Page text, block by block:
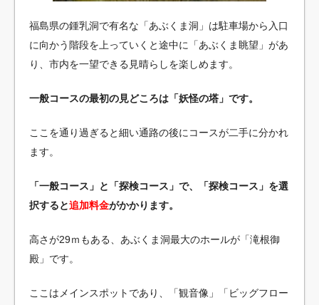
福島県の鍾乳洞で有名な「あぶくま洞」は駐車場から入口
に向かう階段を上っていくと途中に「あぶくま眺望」があ
り、市内を一望できる見晴らしを楽しめます。
一般コースの最初の見どころは「妖怪の塔」です。
ここを通り過ぎると細い通路の後にコースが二手に分かれ
ます。
「一般コース」と「探検コース」で、「探検コース」を選
択すると追加料金がかかります。
高さが29ｍもある、あぶくま洞最大のホールが「滝根御
殿」です。
ここはメインスポットであり、「観音像」「ビッグフロー